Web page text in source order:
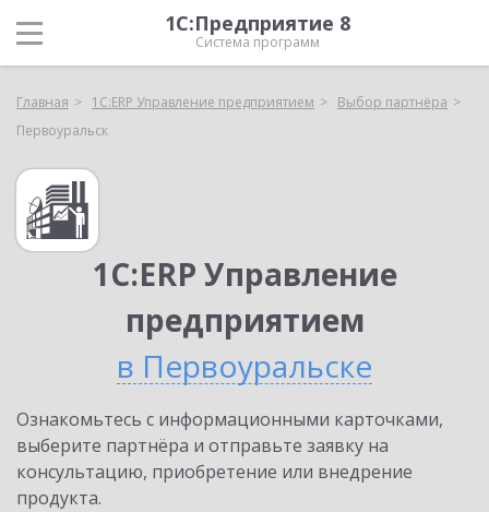
1С:Предприятие 8
Система программ
Главная 1С:ERP Управление предприятием
Выбор партнёра
Первоуральск
1С:ERP Управление
предприятием
в Первоуральске
Ознакомьтесь с информационными карточками,
выберите партнёра и отправьте заявку на
консультацию, приобретение или внедрение
продукта.